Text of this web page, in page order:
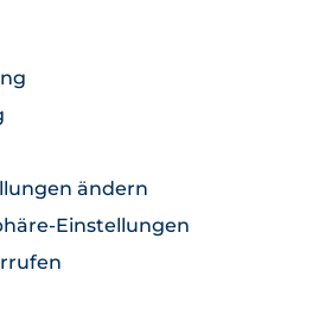
ändern
Einstellungen